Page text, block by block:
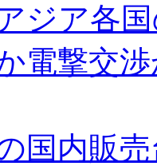
ジア各
電撃交
国内販